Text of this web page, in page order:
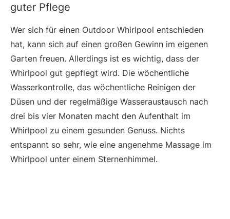
guter Pflege
Wer sich für einen Outdoor Whirlpool entschieden
hat, kann sich auf einen großen Gewinn im eigenen
Garten freuen. Allerdings ist es wichtig, dass der
Whirlpool gut gepflegt wird. Die wöchentliche
Wasserkontrolle, das wöchentliche Reinigen der
Düsen und der regelmäßige Wasseraustausch nach
drei bis vier Monaten macht den Aufenthalt im
Whirlpool zu einem gesunden Genuss. Nichts
entspannt so sehr, wie eine angenehme Massage im
Whirlpool unter einem Sternenhimmel.